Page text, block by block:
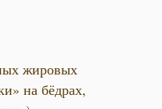
жировых
на бёдрах,